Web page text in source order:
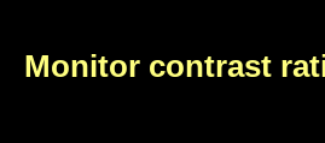
Monitor contrast